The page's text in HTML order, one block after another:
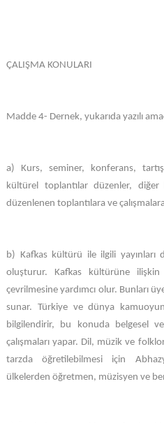
ÇALIŞMA KONULARI
Madde 4- Dernek, yukarıda yazılı
a) Kurs, seminer, konferans,
kültürel toplantılar düzenler,
düzenlenen toplantılara ve
b) Kafkas kültürü ile ilgili yayınları
oluşturur. Kafkas kültürüne ilişkin
çevrilmesine yardımcı olur. Bunları
sunar. Türkiye ve dünya
bilgilendirir, bu konuda belgesel
çalışmaları yapar. Dil, müzik ve
tarzda öğretilebilmesi için
ülkelerden öğretmen, müzisyen ve